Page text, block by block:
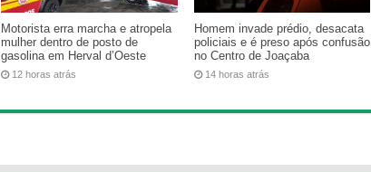
Motorista erra marcha e atropela
mulher dentro de posto de
gasolina em Herval d’Oeste
12 horas atrás
Homem invade prédio, desacata
policiais e é preso após confusão
no Centro de Joaçaba
14 horas atrás